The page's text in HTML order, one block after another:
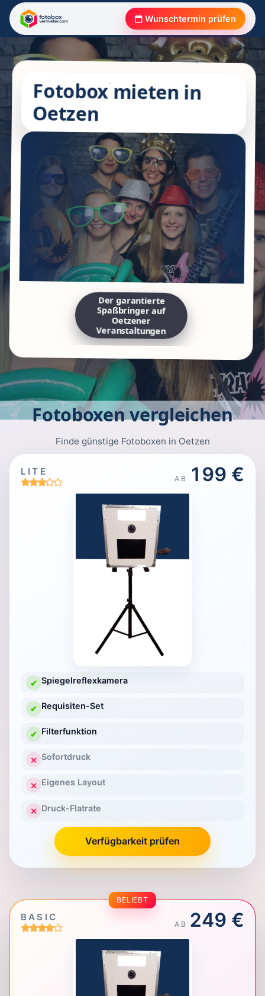
Wunschtermin prüfen
Fotobox mieten in
Oetzen
Der garantierte
Spaßbringer auf
Oetzener
Veranstaltungen
Fotoboxen vergleichen
Finde günstige Fotoboxen in Oetzen
LITE
AB 199 €
✔ Spiegelreflexkamera
✔ Requisiten-Set
✔ Filterfunktion
✕ Sofortdruck
✕ Eigenes Layout
✕ Druck-Flatrate
Verfügbarkeit prüfen
BELIEBT
BASIC
AB 249 €